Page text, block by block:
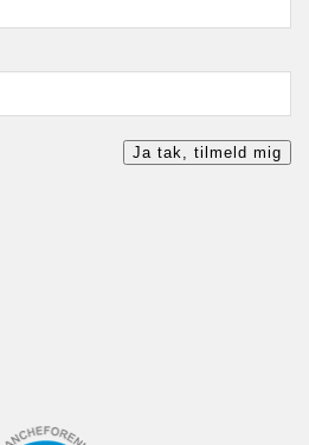
Ja tak, tilmeld mig